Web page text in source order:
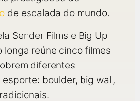
de escalada do mundo.
Sender Films e Big Up
longa reúne cinco filmes
diferentes
boulder, big wall,
cinemas, horários, assistir aos